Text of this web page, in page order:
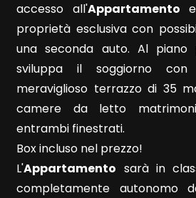
accesso all'Appartamento
proprietà esclusiva con
una seconda auto. Al
sviluppa il soggiorno
meraviglioso terrazzo di 35
camere da letto
entrambi finestrati.
Box incluso nel prezzo!
L'Appartamento sarà in
completamente autonomo
2
5+